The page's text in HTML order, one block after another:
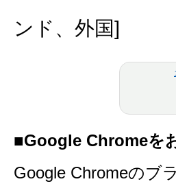
ンド、外国]
■Google Chromeを
Google Chromeのブ